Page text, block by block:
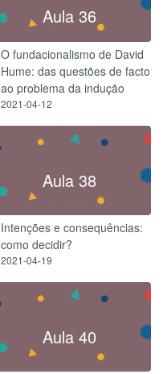
Aula 36
O fundacionalismo de David
Hume: das questões de facto
ao problema da indução
2021-04-12
Aula 38
Intenções e consequências:
como decidir?
2021-04-19
Aula 40